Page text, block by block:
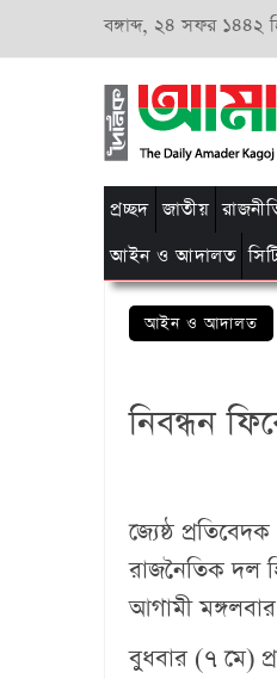
বঙ্গাব্দ, ২৪ সফর ১৪৪২
প্রচ্ছদ জাতীয়
আইন ও আদালত
আইন ও আদালত
নিবন্ধন
জ্যেষ্ঠ প্রতিবেদক
রাজনৈতিক দল
আগামী
বুধবার (৭ মে)